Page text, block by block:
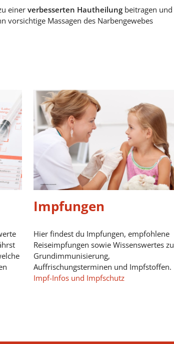
einer verbesserten Hautheilungbeitragen und
Massagen des Narbengewebes
Impfungen
Hier findest du Impfungen, empfohlene
Reiseimpfungen sowie Wissenswertes zu
Grundimmunisierung,
Auffrischungsterminen und Impfstoffen.
Impf-Infos und Impfschutz